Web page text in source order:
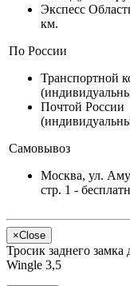
Экспесс
км.
По России
Транспортной
Почтой России
Самовывоз
Москва, ул.
стр. 1 -
×Close
Тросик заднего замка
Wingle 3,5